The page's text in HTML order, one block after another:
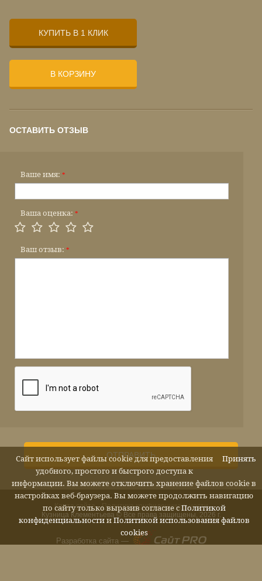
КУПИТЬ В 1 КЛИК
В КОРЗИНУ
ОСТАВИТЬ ОТЗЫВ
Ваше имя: *
Ваша оценка: *
Ваш отзыв: *
ОТПРАВИТЬ
Кузница Клементьева © Все права защищены, 2026 г.
Карта сайта Политика конфиденциальности
Разработка сайта —
Принять
Сайт использует файлы cookie для предоставления
удобного, простого и быстрого доступа к
информации. Вы можете отключить хранение файлов cookie в
настройках веб-браузера. Вы можете продолжить навигацию
по сайту только выразив согласие с Политикой
конфиденциальностии Политикой использования файлов
cookies